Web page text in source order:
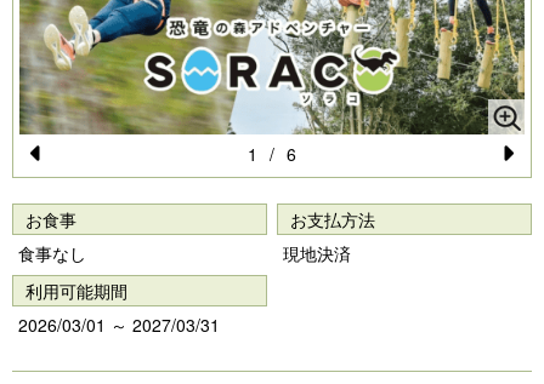
Pr
e
vi
o
u
s
N
1 / 6
お食事
食事なし
お支払方法
現地決済
利用可能期間
2026/03/01 ～ 2027/03/31